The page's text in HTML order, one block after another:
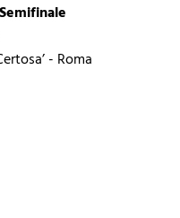
- Roma